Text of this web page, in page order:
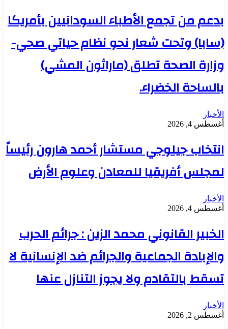
بدعم من تجمع الأطباء السودانيين بأمريكا
(سابا) وتحت شعار نحو نظام حياتي صحي-
وزارة الصحة تطلق (ماراثون المشي)
بالساحة الخضراء.
الأخبار
أغسطس 4, 2026
انتخاب جيلوجي مستشار أحمد هارون رئيساً
لمجلس أفريقيا للمعادن وعلوم الأرض
الأخبار
أغسطس 4, 2026
الخبير القانوني محمد الزين : جرائم الحرب
والإبادة الجماعية والجرائم ضد الإنسانية لا
تسقط بالتقادم ولا يجوز التنازل عنها
الأخبار
أغسطس 2, 2026